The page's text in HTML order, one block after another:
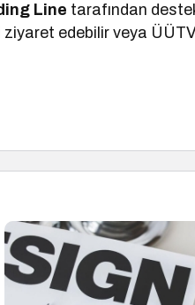
Line tarafından
edebilir veya